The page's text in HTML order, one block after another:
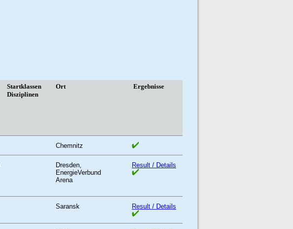
Startklassen
Disziplinen
Ort Ergebnisse
Chemnitz
Dresden,
EnergieVerbund
Arena
Result / Details
Saransk Result / Details